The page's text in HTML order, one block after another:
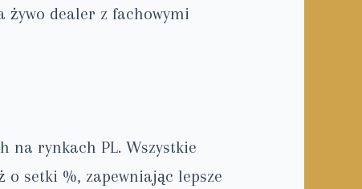
żywo dealer z fachowymi
na rynkach PL. Wszystkie
setki %, zapewniając lepsze